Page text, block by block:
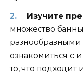
Изучите
множество
разнообразными
ознакомиться с
то, что подходит